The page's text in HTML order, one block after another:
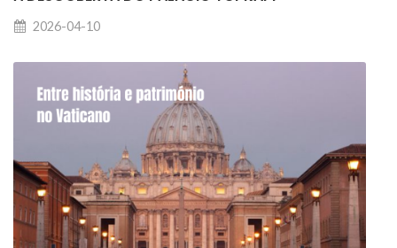
2026-04-10